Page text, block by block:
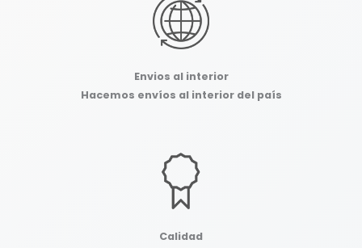
Envios al interior
Hacemos envíos al interior del país
Calidad